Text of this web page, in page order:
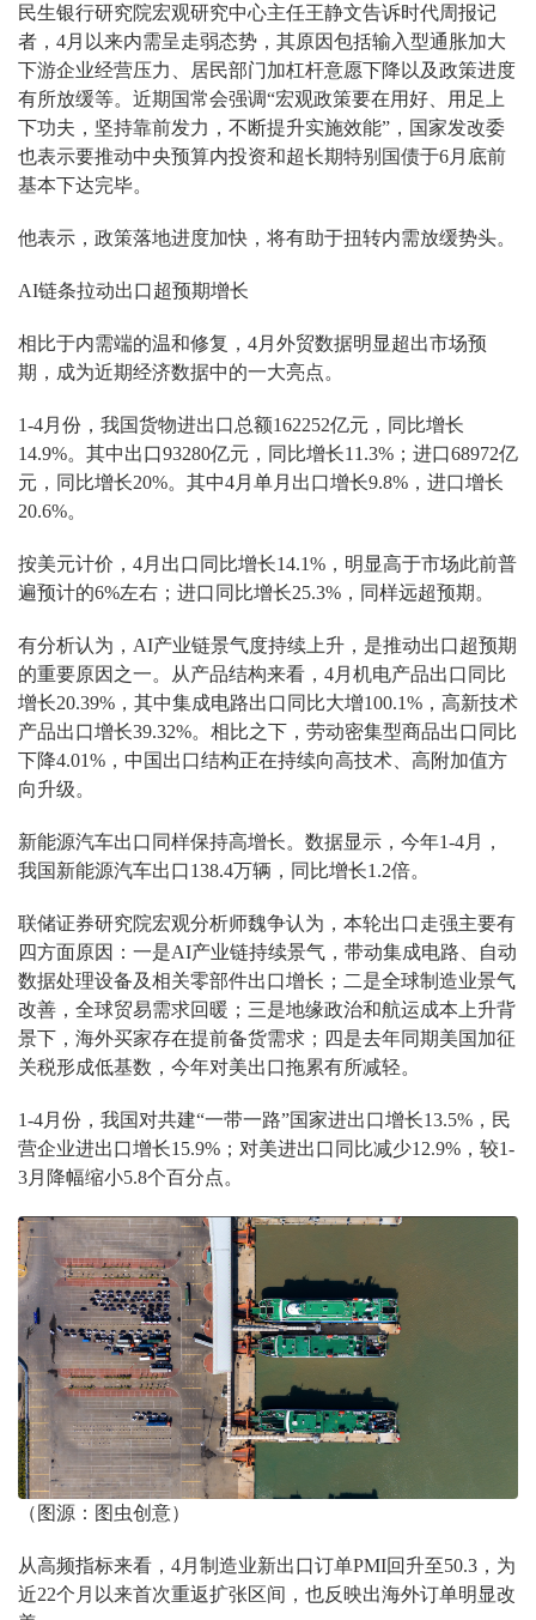
民生银行研究院宏观研究中心主任王静文告诉时代周报记
者，4月以来内需呈走弱态势，其原因包括输入型通胀加大
下游企业经营压力、居民部门加杠杆意愿下降以及政策进度
有所放缓等。近期国常会强调“宏观政策要在用好、用足上
下功夫，坚持靠前发力，不断提升实施效能”，国家发改委
也表示要推动中央预算内投资和超长期特别国债于6月底前
基本下达完毕。
他表示，政策落地进度加快，将有助于扭转内需放缓势头。
AI链条拉动出口超预期增长
相比于内需端的温和修复，4月外贸数据明显超出市场预
期，成为近期经济数据中的一大亮点。
1-4月份，我国货物进出口总额162252亿元，同比增长
14.9%。其中出口93280亿元，同比增长11.3%；进口68972亿
元，同比增长20%。其中4月单月出口增长9.8%，进口增长
20.6%。
按美元计价，4月出口同比增长14.1%，明显高于市场此前普
遍预计的6%左右；进口同比增长25.3%，同样远超预期。
有分析认为，AI产业链景气度持续上升，是推动出口超预期
的重要原因之一。从产品结构来看，4月机电产品出口同比
增长20.39%，其中集成电路出口同比大增100.1%，高新技术
产品出口增长39.32%。相比之下，劳动密集型商品出口同比
下降4.01%，中国出口结构正在持续向高技术、高附加值方
向升级。
新能源汽车出口同样保持高增长。数据显示，今年1-4月，
我国新能源汽车出口138.4万辆，同比增长1.2倍。
联储证券研究院宏观分析师魏争认为，本轮出口走强主要有
四方面原因：一是AI产业链持续景气，带动集成电路、自动
数据处理设备及相关零部件出口增长；二是全球制造业景气
改善，全球贸易需求回暖；三是地缘政治和航运成本上升背
景下，海外买家存在提前备货需求；四是去年同期美国加征
关税形成低基数，今年对美出口拖累有所减轻。
1-4月份，我国对共建“一带一路”国家进出口增长13.5%，民
营企业进出口增长15.9%；对美进出口同比减少12.9%，较1-
3月降幅缩小5.8个百分点。
（图源：图虫创意）
从高频指标来看，4月制造业新出口订单PMI回升至50.3，为
近22个月以来首次重返扩张区间，也反映出海外订单明显改